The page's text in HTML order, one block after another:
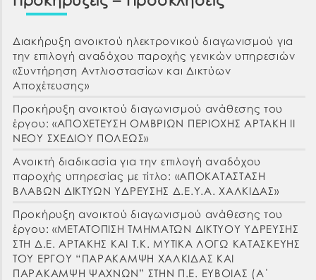
Διακήρυξη ανοικτού ηλεκτρονικού διαγωνισμού για
την επιλογή αναδόχου παροχής γενικών υπηρεσιών
«Συντήρηση Αντλιοστασίων και Δικτύων
Αποχέτευσης»
Προκήρυξη ανοικτού διαγωνισμού ανάθεσης του
έργου: «ΑΠΟΧΕΤΕΥΣΗ ΟΜΒΡΙΩΝ ΠΕΡΙΟΧΗΣ ΑΡΤΑΚΗ ΙΙ
ΝΕΟΥ ΣΧΕΔΙΟΥ ΠΟΛΕΩΣ»
Ανοικτή διαδικασία για την επιλογή αναδόχου
παροχής υπηρεσίας με τίτλο: «ΑΠΟΚΑΤΑΣΤΑΣΗ
ΒΛΑΒΩΝ ΔΙΚΤΥΩΝ ΥΔΡΕΥΣΗΣ Δ.Ε.Υ.Α. ΧΑΛΚΙΔΑΣ»
Προκήρυξη ανοικτού διαγωνισμού ανάθεσης του
έργου: «ΜΕΤΑΤΟΠΙΣΗ ΤΜΗΜΑΤΩΝ ΔΙΚΤΥΟΥ ΥΔΡΕΥΣΗΣ
ΣΤΗ Δ.Ε. ΑΡΤΑΚΗΣ ΚΑΙ Τ.Κ. ΜΥΤΙΚΑ ΛΟΓΩ ΚΑΤΑΣΚΕΥΗΣ
ΤΟΥ ΕΡΓΟΥ “ΠΑΡΑΚΑΜΨΗ ΧΑΛΚΙΔΑΣ ΚΑΙ
ΠΑΡΑΚΑΜΨΗ ΨΑΧΝΩΝ” ΣΤΗΝ Π.Ε. ΕΥΒΟΙΑΣ (Α΄